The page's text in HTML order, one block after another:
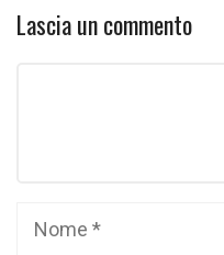
Lascia un commento